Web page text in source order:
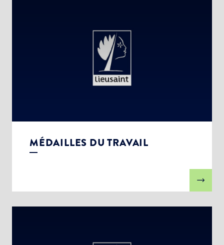
MÉDAILLES DU TRAVAIL